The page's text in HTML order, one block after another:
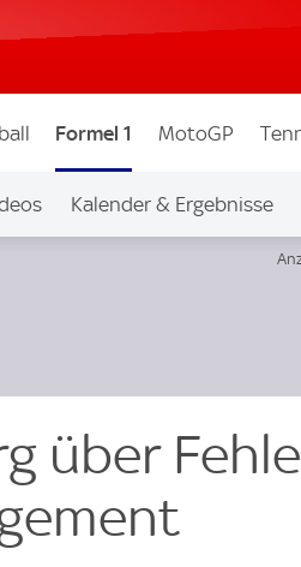
Formel 1 MotoGP
Kalender & Ergebnisse
über